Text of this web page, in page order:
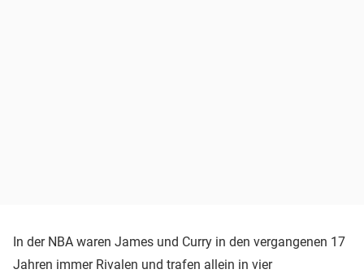
In der NBA waren James und Curry in den vergangenen 17
Jahren immer Rivalen und trafen allein in vier